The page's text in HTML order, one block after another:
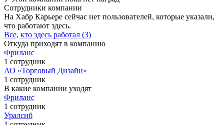
Сотрудники компании
На Хабр Карьере сейчас нет пользователей, которые указали,
что работают здесь.
Все, кто здесь работал (3)
Откуда приходят в компанию
Фриланс
1 сотрудник
АО «Торговый Дизайн»
1 сотрудник
В какие компании уходят
Фриланс
1 сотрудник
Уралсиб